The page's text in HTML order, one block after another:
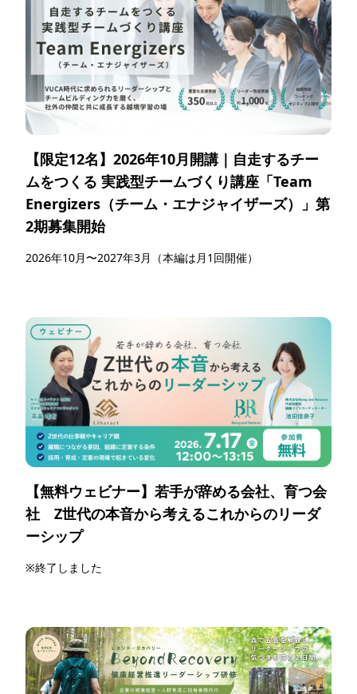
【限定12名】2026年10月開講｜自走するチー
ムをつくる 実践型チームづくり講座「Team
Energizers（チーム・エナジャイザーズ）」第
2期募集開始
2026年10月〜2027年3月（本編は月1回開催）
【無料ウェビナー】若手が辞める会社、育つ会
社 Z世代の本音から考えるこれからのリーダ
ーシップ
※終了しました